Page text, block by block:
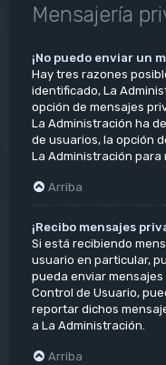
Mensajería
¡No puedo enviar un
Hay tres razones
identificado, La
opción de mensajes
La Administración ha
de usuarios, la opción
La Administración para
Arriba
¡Recibo mensajes
Si está recibiendo
usuario en particular,
pueda enviar
Control de Usuario,
reportar dichos
a La Administración.
Arriba